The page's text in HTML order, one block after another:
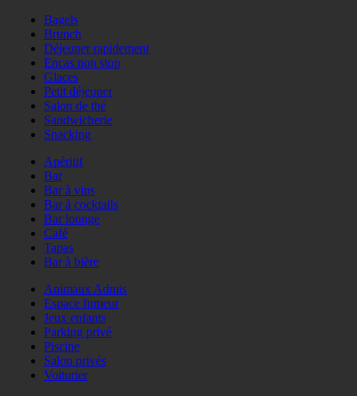
Bagels
Brunch
Déjeuner rapidement
Encas non stop
Glaces
Petit déjeuner
Salon de thé
Sandwicherie
Snacking
Apéritif
Bar
Bar à vins
Bar à cocktails
Bar lounge
Café
Tapas
Bar à bière
Animaux Admis
Espace fumeur
Jeux enfants
Parking privé
Piscine
Salon privés
Voiturier